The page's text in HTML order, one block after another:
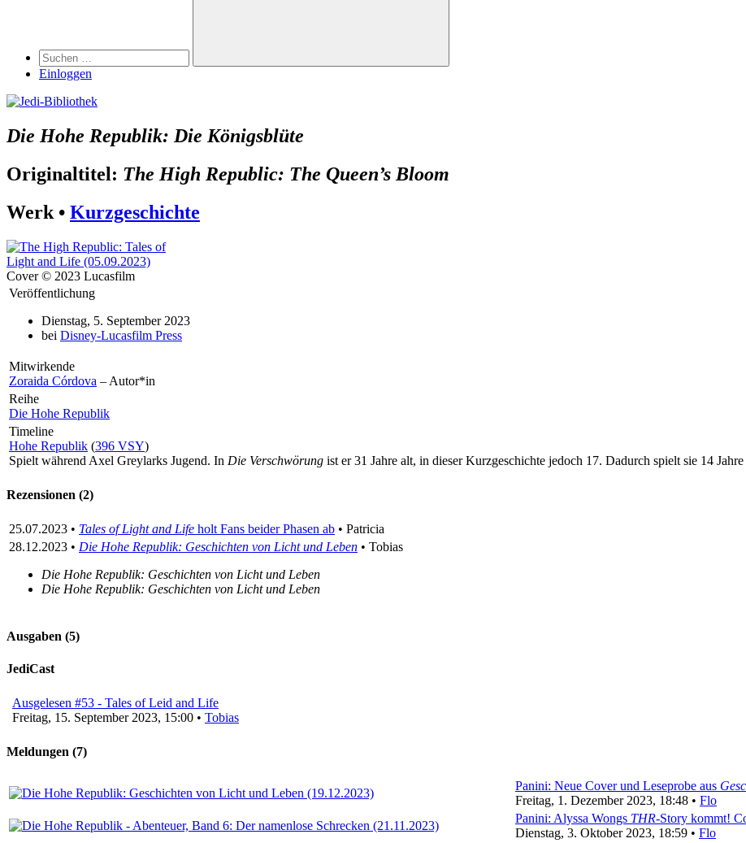
Suchen
Einloggen
Die Hohe Republik: Die Königsblüte
Originaltitel: The High Republic: The Queen’s Bloom
Werk • Kurzgeschichte
Cover © 2023 Lucasfilm
Veröffentlichung
Dienstag, 5. September 2023
bei Disney-Lucasfilm Press
Mitwirkende
Zoraida Córdova – Autor*in
Reihe
Die Hohe Republik
Timeline
Hohe Republik (396 VSY)
Spielt während Axel Greylarks Jugend. In Die Verschwörung ist er 31 Jahre alt, in dieser Kurzgeschichte jedoch 17. Dadurch spielt sie 14
Rezensionen (2)
25.07.2023 • Tales of Light and Life holt Fans beider Phasen ab • Patricia
28.12.2023 • Die Hohe Republik: Geschichten von Licht und Leben • Tobias
Die Hohe Republik: Geschichten von Licht und Leben
Die Hohe Republik: Geschichten von Licht und Leben
Ausgaben (5)
JediCast
Ausgelesen #53 - Tales of Leid and Life
Freitag, 15. September 2023, 15:00 • Tobias
Meldungen (7)
Panini: Neue Cover und Leseprobe aus
Freitag, 1. Dezember 2023, 18:48 • Flo
Panini: Alyssa Wongs THR-Story kommt!
Dienstag, 3. Oktober 2023, 18:59 • Flo